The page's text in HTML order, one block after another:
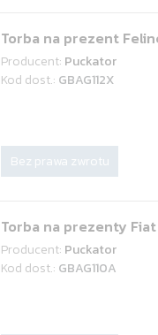
Torba na prezent
Producent: Puckator
Kod dost.: GBAG112X
Bez prawa zwrotu
Torba na prezenty
Producent: Puckator
Kod dost.: GBAG110A